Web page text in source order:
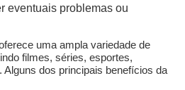
eventuais problemas ou
uma ampla variedade de
filmes, séries, esportes,
Alguns dos principais benefícios da